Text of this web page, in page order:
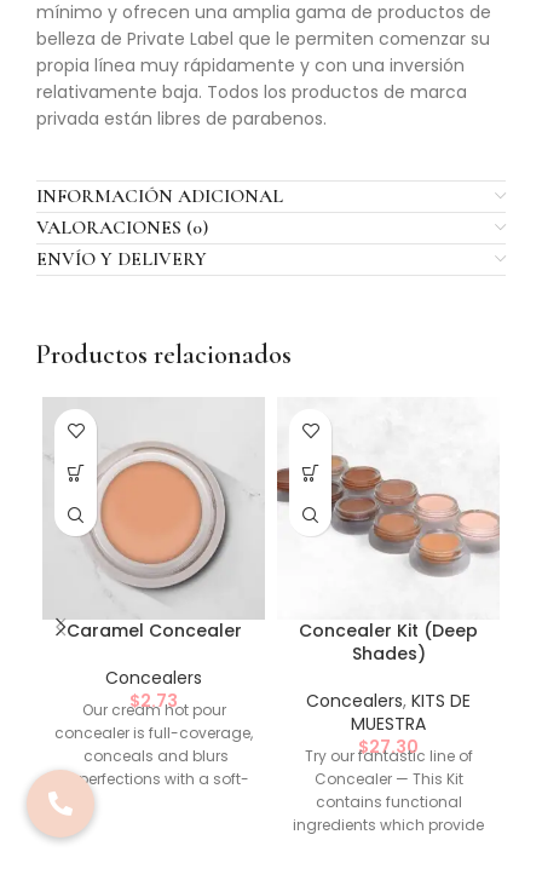
mínimo y ofrecen una amplia gama de productos de
belleza de Private Label que le permiten comenzar su
propia línea muy rápidamente y con una inversión
relativamente baja. Todos los productos de marca
privada están libres de parabenos.
INFORMACIÓN ADICIONAL
VALORACIONES (0)
ENVÍO Y DELIVERY
Productos relacionados
Caramel Concealer
Concealers
$2.73
Our cream hot pour
concealer is full-coverage,
conceals and blurs
imperfections with a soft-
matte, natural-looking
finish.
Concealer Kit (Deep
Shades)
Concealers, KITS DE
MUESTRA
$27.30
Try our fantastic line of
Concealer — This Kit
contains functional
ingredients which provide